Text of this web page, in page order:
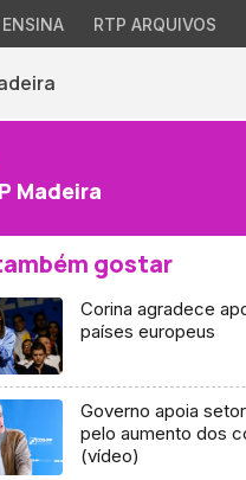
RTP ARQUIVOS
Madeira
gostar
Corina agradece
países europeus
Governo apoia
pelo aumento dos
(vídeo)